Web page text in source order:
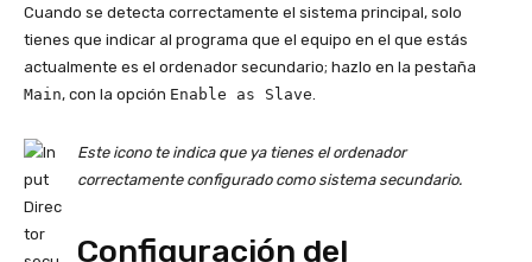
Cuando se detecta correctamente el sistema principal, solo
tienes que indicar al programa que el equipo en el que estás
actualmente es el ordenador secundario; hazlo en la pestaña
Main, con la opción Enable as Slave
Este icono te indica que ya tienes el ordenador
correctamente configurado como sistema secundario.
Configuración del